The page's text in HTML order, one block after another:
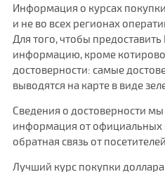
Информация о курсах
и не во всех регионах
Для того, чтобы
информацию, кроме
достоверности: самые
выводятся на карте в виде
Сведения о достоверности
информация от официальных
обратная связь от
Лучший курс покупки